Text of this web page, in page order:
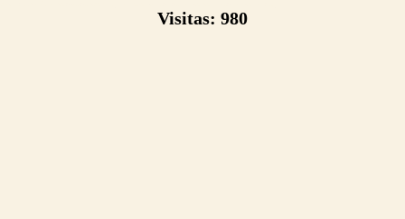
Visitas: 980